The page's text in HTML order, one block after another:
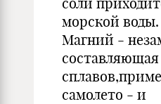
морской воды.
Магний -
составляющая
самолето - и